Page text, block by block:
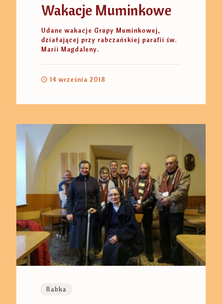
Wakacje Muminkowe
Udane wakacje Grupy Muminkowej,
działającej przy rabczańskiej parafii św.
Marii Magdaleny.
14 września 2018
Rabka